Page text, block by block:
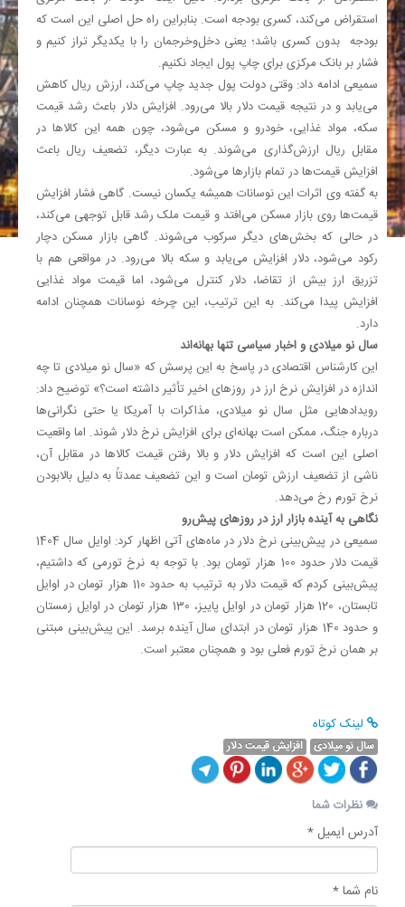
استقراض می‌کند، کسری بودجه است. بنابراین راه حل اصلی این است که
بودجه بدون کسری باشد؛ یعنی دخل‌وخرجمان را با یکدیگر تراز کنیم و
فشار بر بانک مرکزی برای چاپ پول ایجاد نکنیم.
سمیعی ادامه داد: وقتی دولت پول جدید چاپ می‌کند، ارزش ریال کاهش
می‌یابد و در نتیجه قیمت دلار بالا می‌رود. افزایش دلار باعث رشد قیمت
سکه، مواد غذایی، خودرو و مسکن می‌شود، چون همه این کالاها در
مقابل ریال ارزش‌گذاری می‌شوند. به عبارت دیگر، تضعیف ریال باعث
افزایش قیمت‌ها در تمام بازارها می‌شود.
به گفته وی اثرات این نوسانات همیشه یکسان نیست. گاهی فشار افزایش
قیمت‌ها روی بازار مسکن می‌افتد و قیمت ملک رشد قابل توجهی می‌کند،
در حالی که بخش‌های دیگر سرکوب می‌شوند. گاهی بازار مسکن دچار
رکود می‌شود، دلار افزایش می‌یابد و سکه بالا می‌رود. در مواقعی هم با
تزریق ارز بیش از تقاضا، دلار کنترل می‌شود، اما قیمت مواد غذایی
افزایش پیدا می‌کند. به این ترتیب، این چرخه نوسانات همچنان ادامه
دارد.
سال نو میلادی و اخبار سیاسی تنها بهانه‌اند
این کارشناس اقتصادی در پاسخ به این پرسش که «سال نو میلادی تا چه
اندازه در افزایش نرخ ارز در روزهای اخیر تأثیر داشته است؟» توضیح داد:
رویدادهایی مثل سال نو میلادی، مذاکرات با آمریکا یا حتی نگرانی‌ها
درباره جنگ، ممکن است بهانه‌ای برای افزایش نرخ دلار شوند. اما واقعیت
اصلی این است که افزایش دلار و بالا رفتن قیمت کالاها در مقابل آن،
ناشی از تضعیف ارزش تومان است و این تضعیف عمدتاً به دلیل بالابودن
نرخ تورم رخ می‌دهد.
نگاهی به آینده بازار ارز در روزهای پیش‌رو
سمیعی در پیش‌بینی نرخ دلار در ماه‌های آتی اظهار کرد:
اوایل سال 1404
قیمت دلار حدود 100 هزار تومان بود. با توجه به نرخ تورمی که داشتیم،
پیش‌بینی کردم که قیمت دلار به ترتیب به حدود 110 هزار تومان در اوایل
تابستان، 120 هزار تومان در اوایل پاییز، 130 هزار تومان در اوایل زمستان
و حدود 140 هزار تومان در ابتدای سال آینده برسد. این پیش‌بینی مبتنی
بر همان نرخ تورم فعلی بود و همچنان معتبر است.
لینک کوتاه
سال نو میلادی افزایش قیمت دلار
نظرات شما
آدرس ایمیل *
نام شما *